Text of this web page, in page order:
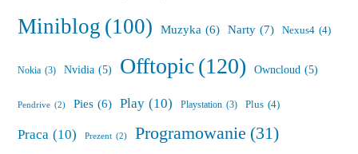
Miniblog (100) Muzyka (6) Narty (7) Nexus4 (4)
Nokia (3) Nvidia (5) Offtopic(120) Owncloud (5)
Pendrive (2) Pies (6) Play (10) Playstation (3) Plus (4)
Praca (10) Prezent (2) Programowanie (31)